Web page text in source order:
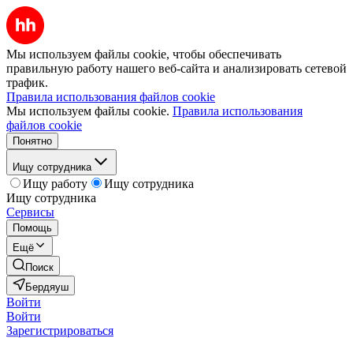
Мы используем файлы cookie, чтобы обеспечивать
правильную работу нашего веб-сайта и анализировать сетевой
трафик.
Правила использования файлов cookie
Мы используем файлы cookie. Правила использования
файлов cookie
Понятно
Ищу сотрудника
Ищу работу
Ищу сотрудника
Ищу сотрудника
Сервисы
Помощь
Ещё
Поиск
Бердяуш
Войти
Войти
Зарегистрироваться